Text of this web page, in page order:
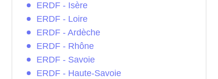
ERDF - Isère
ERDF - Loire
ERDF - Ardèche
ERDF - Rhône
ERDF - Savoie
ERDF - Haute-Savoie